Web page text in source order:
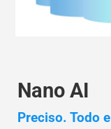
Nano AI
Preciso. Todo